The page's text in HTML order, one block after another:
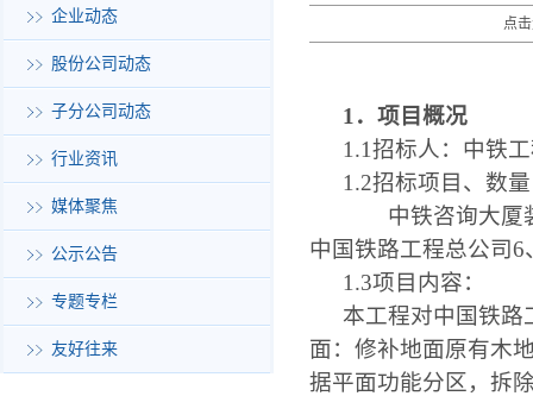
企业动态
股份公司动态
子分公司动态
行业资讯
媒体聚焦
公示公告
专题专栏
友好往来
点
1．项目概况
1.1招标人：中铁
1.2招标项目、数
中铁咨询大厦
中国铁路工程总公司6
1.3项目内容：
本工程对中国铁路
面：修补地面原有木
据平面功能分区，拆